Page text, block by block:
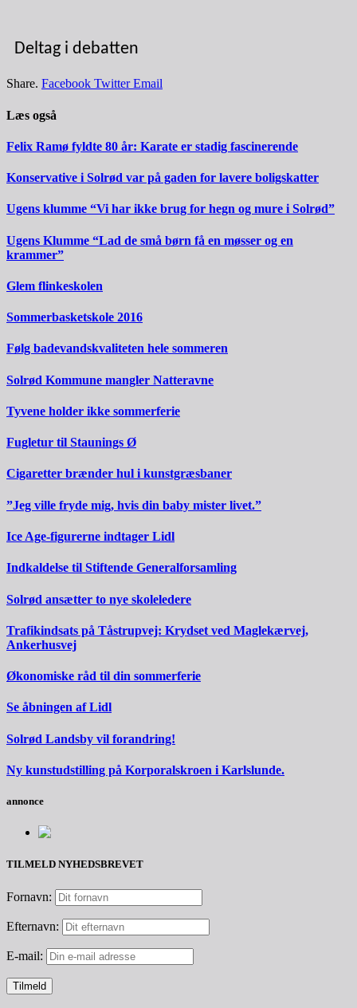
Deltag i debatten
Share. Facebook Twitter Email
Læs også
Felix Ramø fyldte 80 år: Karate er stadig fascinerende
Konservative i Solrød var på gaden for lavere boligskatter
Ugens klumme “Vi har ikke brug for hegn og mure i Solrød”
Ugens Klumme “Lad de små børn få en møsser og en
krammer”
Glem flinkeskolen
Sommerbasketskole 2016
Følg badevandskvaliteten hele sommeren
Solrød Kommune mangler Natteravne
Tyvene holder ikke sommerferie
Fugletur til Staunings Ø
Cigaretter brænder hul i kunstgræsbaner
”Jeg ville fryde mig, hvis din baby mister livet.”
Ice Age-figurerne indtager Lidl
Indkaldelse til Stiftende Generalforsamling
Solrød ansætter to nye skoleledere
Trafikindsats på Tåstrupvej: Krydset ved Maglekærvej,
Ankerhusvej
Økonomiske råd til din sommerferie
Se åbningen af Lidl
Solrød Landsby vil forandring!
Ny kunstudstilling på Korporalskroen i Karlslunde.
annonce
TILMELD NYHEDSBREVET
Fornavn:
Efternavn:
E-mail: